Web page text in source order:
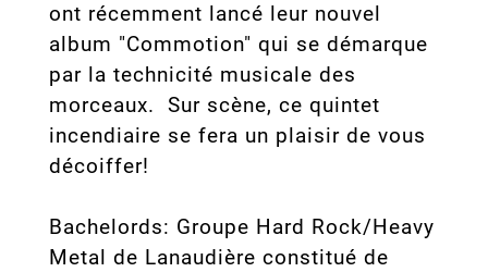
ont récemment lancé leur nouvel
album "Commotion" qui se démarque
par la technicité musicale des
morceaux. Sur scène, ce quintet
incendiaire se fera un plaisir de vous
décoiffer!
Bachelords: Groupe Hard Rock/Heavy
Metal de Lanaudière constitué de